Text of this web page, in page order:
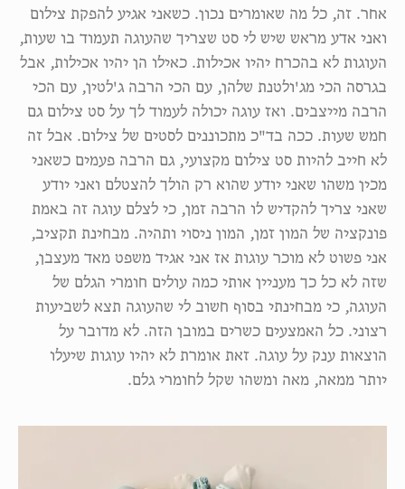
אחר. זה, כל מה שאומרים נכון. כשאני אגיע להפקת צילום
ואני אדע מראש שיש לי סט שצריך שהעוגה תעמוד בו שעות,
העוגות לא בהכרח יהיו אכילות. כאילו הן יהיו אכילות, אבל
בגרסה הכי מג'ולטנת שלהן, עם הכי הרבה ג'לטין, עם הכי
הרבה מייצבים. ואז עוגה יכולה לעמוד לך על סט צילום גם
חמש שעות. ככה בד"כ מתכוננים לסטים של צילום. אבל זה
לא חייב להיות סט צילום מקצועי, גם הרבה פעמים כשאני
מכין משהו שאני יודע שהוא רק הולך להצטלם ואני יודע
שאני צריך להקדיש לו הרבה זמן, כי לצלם עוגה זה באמת
פונקציה של המון זמן, המון ניסוי ותהיה. מבחינת תקציב,
אני פשוט לא מוכר עוגות אז אני אגיד משפט מאד מעצבן,
שזה לא כל כך מעניין אותי כמה עולים חומרי הגלם של
העוגה, כי מבחינתי בסוף חשוב לי שהעוגה תצא לשביעות
רצוני. כל האמצעים כשרים במובן הזה. לא מדובר על
הוצאות ענק על עוגה. זאת אומרת לא יהיו עוגות שיעלו
יותר ממאה, מאה ומשהו שקל לחומרי גלם.